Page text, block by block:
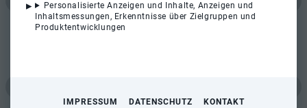
Personalisierte Anzeigen und Inhalte, Anzeigen und
Inhaltsmessungen, Erkenntnisse über Zielgruppen und
Produktentwicklungen
IMPRESSUM DATENSCHUTZ KONTAKT